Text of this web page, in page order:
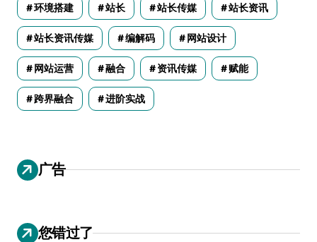
环境搭建 站长 站长传媒 站长资讯
站长资讯传媒 编解码 网站设计
网站运营 融合 资讯传媒 赋能
跨界融合 进阶实战
广告
您错过了